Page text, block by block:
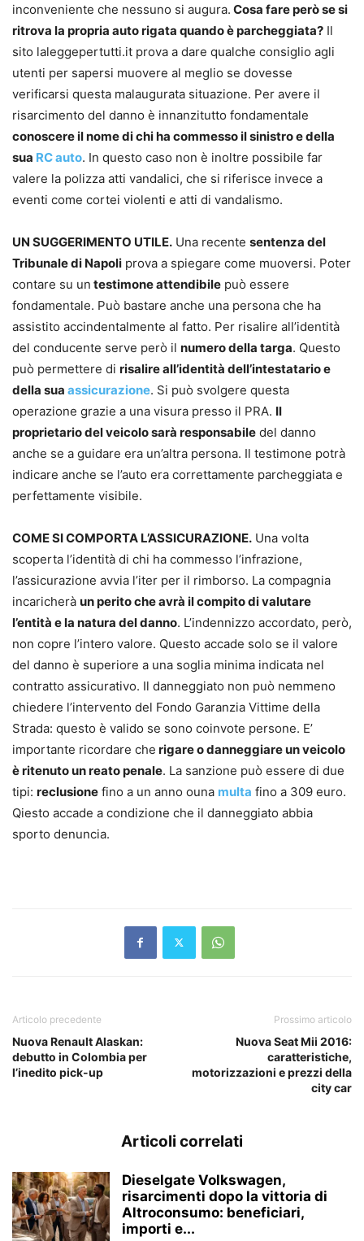
inconveniente che nessuno si augura. Cosa fare però se si
ritrova la propria auto rigata quando è parcheggiata? Il
sito laleggepertutti.it prova a dare qualche consiglio agli
utenti per sapersi muovere al meglio se dovesse
verificarsi questa malaugurata situazione. Per avere il
risarcimento del danno è innanzitutto fondamentale
conoscere il nome di chi ha commesso il sinistro e della
sua RC auto. In questo caso non è inoltre possibile far
valere la polizza atti vandalici, che si riferisce invece a
eventi come cortei violenti e atti di vandalismo.
UN SUGGERIMENTO UTILE. Una recente sentenza del
Tribunale di Napoli prova a spiegare come muoversi. Poter
contare su un testimone attendibile può essere
fondamentale. Può bastare anche una persona che ha
assistito accindentalmente al fatto. Per risalire all’identità
del conducente serve però il numero della targa. Questo
può permettere di risalire all’identità dell’intestatario e
della sua assicurazione. Si può svolgere questa
operazione grazie a una visura presso il PRA. Il
proprietario del veicolo sarà responsabile del danno
anche se a guidare era un’altra persona. Il testimone potrà
indicare anche se l’auto era correttamente parcheggiata e
perfettamente visibile.
COME SI COMPORTA L’ASSICURAZIONE. Una volta
scoperta l’identità di chi ha commesso l’infrazione,
l’assicurazione avvia l’iter per il rimborso. La compagnia
incaricherà un perito che avrà il compito di valutare
l’entità e la natura del danno. L’indennizzo accordato, però,
non copre l’intero valore. Questo accade solo se il valore
del danno è superiore a una soglia minima indicata nel
contratto assicurativo. Il danneggiato non può nemmeno
chiedere l’intervento del Fondo Garanzia Vittime della
Strada: questo è valido se sono coinvote persone. E’
importante ricordare che rigare o danneggiare un veicolo
è ritenuto un reato penale. La sanzione può essere di due
tipi: reclusione fino a un anno ouna multa fino a 309 euro.
Qiesto accade a condizione che il danneggiato abbia
sporto denuncia.
Articolo precedente
Nuova Renault Alaskan:
debutto in Colombia per
l’inedito pick-up
Prossimo articolo
Nuova Seat Mii 2016:
caratteristiche,
motorizzazioni e prezzi della
city car
Articoli correlati
Dieselgate Volkswagen,
risarcimenti dopo la vittoria di
Altroconsumo: beneficiari,
importi e...